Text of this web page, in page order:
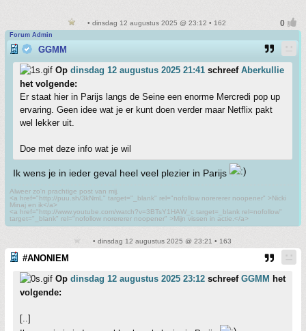
• dinsdag 12 augustus 2025 @ 23:12 • 162
Forum Admin
GGMM
Op dinsdag 12 augustus 2025 21:41 schreef Aberkullie
het volgende:
Er staat hier in Parijs langs de Seine een enorme Mercredi pop up
ervaring. Geen idee wat je er kunt doen verder maar Netflix pakt
wel lekker uit.
Doe met deze info wat je wil
Ik wens je in ieder geval heel veel plezier in Parijs
Alweer zo'n prachtige post van mij.
<a href="http://puu.sh/3kNmL" target="_blank" rel="nofollow norererer noopener" >Nicki
Minaj en ik</a>
<a href="http://www.youtube.com/watch?v=3BTsY1HAW_c target=_blank rel=nofollow"
target="_blank" rel="nofollow norererer noopener" >Mijn vissen in actie.</a>
• dinsdag 12 augustus 2025 @ 23:21 • 163
#ANONIEM
Op dinsdag 12 augustus 2025 23:12 schreef GGMM het
volgende:
[..]